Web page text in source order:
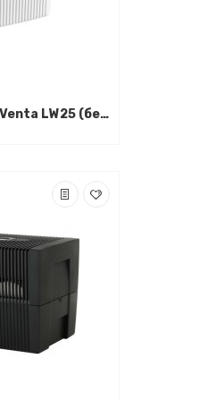
Мойка воздуха Venta LW25 (белый)